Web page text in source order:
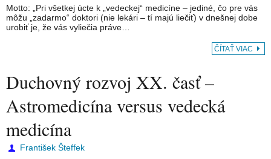
Motto: „Pri všetkej úcte k „vedeckej“ medicíne – jediné, čo pre vás
môžu „zadarmo“ doktori (nie lekári – tí majú liečiť) v dnešnej dobe
urobiť je, že vás vyliečia práve…
ČÍTAŤ VIAC
Duchovný rozvoj XX. časť –
Astromedicína versus vedecká
medicína
František Šteffek